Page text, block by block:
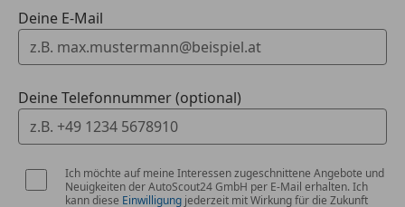
*Aufmerksamkeitsassistent (DM)
*Elektrisch einstellbarer Beifahrersitz (10-fach)
Deine E-Mail
Deine Telefonnummer (optional)
Ich möchte auf meine Interessen zugeschnittene Angebote und
Neuigkeiten der AutoScout24 GmbH per E-Mail erhalten. Ich
kann diese Einwilligung jederzeit mit Wirkung für die Zukunft